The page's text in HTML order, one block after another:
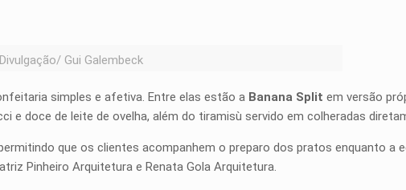
Gui Galembeck
simples e afetiva. Entre elas estão a Banana Split em versão
e doce de leite de ovelha, além do tiramisù servido em colheradas
que os clientes acompanhem o preparo dos pratos enquanto a
Pinheiro Arquitetura e Renata Gola Arquitetura.